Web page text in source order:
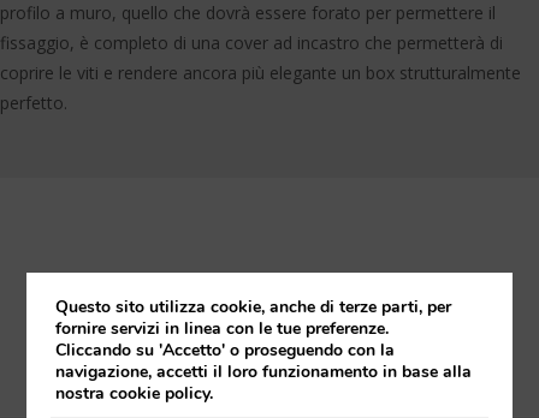
profilo a muro, quello che dovrà essere forato per permettere il
fissaggio, è completo di una cover ad incastro che permetterà di
coprire le viti e rendere ancora più elegante un box strutturalmente
perfetto.
Questo sito utilizza cookie, anche di terze parti, per
fornire servizi in linea con le tue preferenze.
Cliccando su 'Accetto' o proseguendo con la
navigazione, accetti il loro funzionamento in base alla
nostra cookie policy.